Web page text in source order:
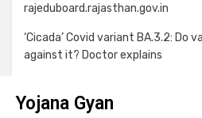
rajeduboard.rajasthan.gov.in
‘Cicada’ Covid variant BA.3.2: Do
against it? Doctor explains
Yojana Gyan